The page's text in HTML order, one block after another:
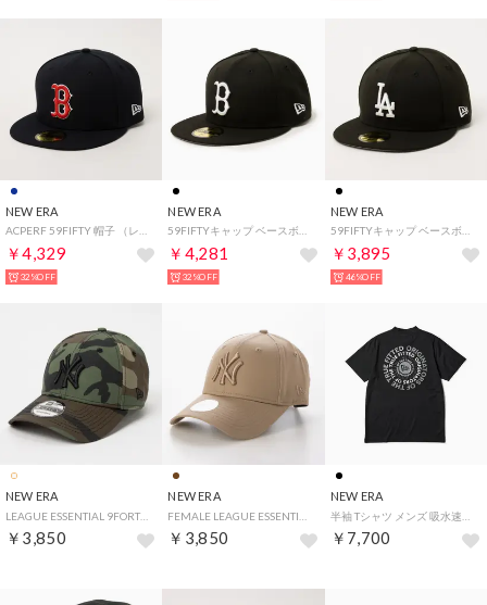
NEW ERA
￥4,329
32%OFF
NEW ERA
￥4,281
32%OFF
NEW ERA
￥3,895
46%OFF
NEW ERA
￥3,850
NEW ERA
￥3,850
NEW ERA
￥7,700